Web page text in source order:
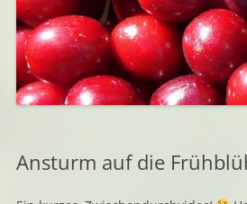
Ansturm auf die